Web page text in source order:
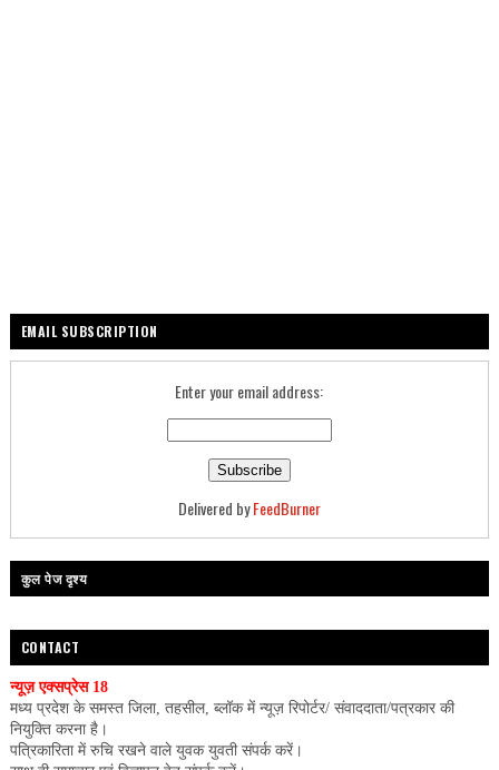
EMAIL SUBSCRIPTION
Enter your email address:
Delivered byFeedBurner
कुल पेज दृश्य
CONTACT
न्यूज़ एक्सप्रेस 18
मध्य प्रदेश के समस्त जिला, तहसील, ब्लॉक में न्यूज़ रिपोर्टर/ संवाददाता/पत्रकार की
नियुक्ति करना है।
पत्रिकारिता में रुचि रखने वाले युवक युवती संपर्क करें।